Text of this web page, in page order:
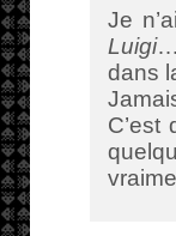
Je
Luigi…
dans
C’est